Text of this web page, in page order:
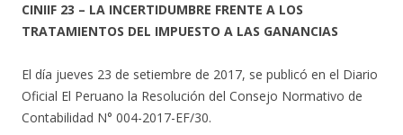
CINIIF 23 – LA INCERTIDUMBRE FRENTE A LOS
TRATAMIENTOS DEL IMPUESTO A LAS GANANCIAS
El día jueves 23 de setiembre de 2017, se publicó en el Diario
Oficial El Peruano la Resolución del Consejo Normativo de
Contabilidad N° 004-2017-EF/30.